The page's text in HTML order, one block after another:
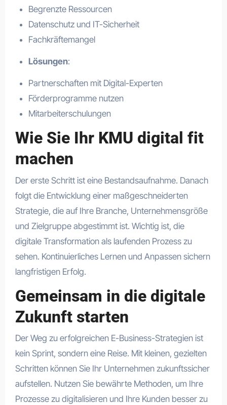
Begrenzte Ressourcen
Datenschutz und IT-Sicherheit
Fachkräftemangel
Lösungen:
Partnerschaften mit Digital-Experten
Förderprogramme nutzen
Mitarbeiterschulungen
Wie Sie Ihr KMU digital fit
machen
Der erste Schritt ist eine Bestandsaufnahme. Danach
folgt die Entwicklung einer maßgeschneiderten
Strategie, die auf Ihre Branche, Unternehmensgröße
und Zielgruppe abgestimmt ist. Wichtig ist, die
digitale Transformation als laufenden Prozess zu
sehen. Kontinuierliches Lernen und Anpassen sichern
langfristigen Erfolg.
Gemeinsam in die digitale
Zukunft starten
Der Weg zu erfolgreichen E-Business-Strategien ist
kein Sprint, sondern eine Reise. Mit kleinen, gezielten
Schritten können Sie Ihr Unternehmen zukunftssicher
aufstellen. Nutzen Sie bewährte Methoden, um Ihre
Prozesse zu digitalisieren und Ihre Kunden besser zu